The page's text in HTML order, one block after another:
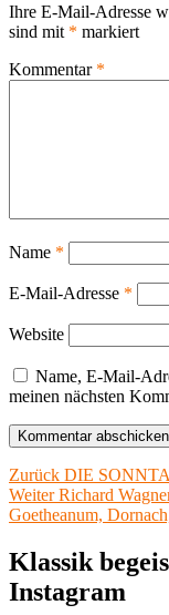
Ihre E-Mail-Adresse
sind mit * markiert
Kommentar *
Name *
E-Mail-Adresse *
Website
Name, E-Mail-
meinen nächsten
Zurück Vorheriger
Beitrag:
DIE
Weiter Nächster
Beitrag:
Richard
Goetheanum,
Klassik
Instagram